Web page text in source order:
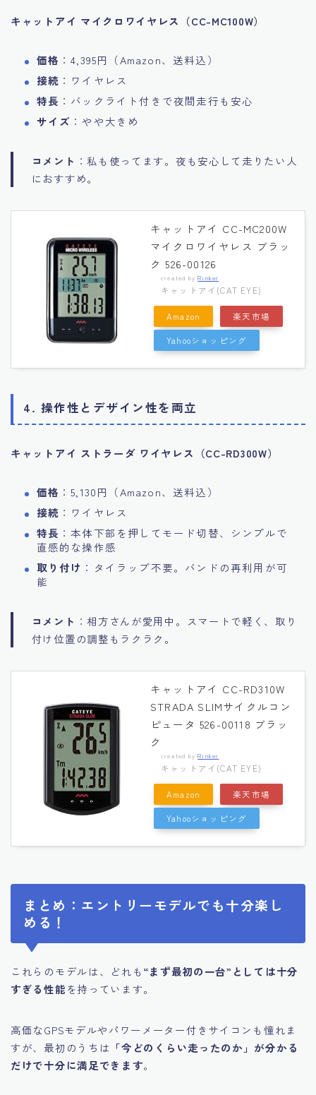
キャットアイ マイクロワイヤレス（CC-MC100W）
価格 ：4,395円（Amazon、送料込）
接続 ：ワイヤレス
特長 ：バックライト付きで夜間走行も安心
サイズ ：やや大きめ
コメント ：私も使ってます。夜も安心して走りたい人
におすすめ。
キャットアイ CC-MC200W
マイクロワイヤレス ブラッ
ク 526-00126
created byRinker
キャットアイ(CAT EYE)
Amazon 楽天市場
Yahooショッピング
4. 操作性とデザイン性を両立
キャットアイ ストラーダ ワイヤレス（CC-RD300W）
価格 ：5,130円（Amazon、送料込）
接続 ：ワイヤレス
特長 ：本体下部を押してモード切替、シンプルで
直感的な操作感
取り付け ：タイラップ不要。バンドの再利用が可
能
コメント ：相方さんが愛用中。スマートで軽く、取り
付け位置の調整もラクラク。
キャットアイ CC-RD310W
STRADA SLIMサイクルコン
ピュータ 526-00118 ブラッ
ク
created byRinker
キャットアイ(CAT EYE)
Amazon 楽天市場
Yahooショッピング
まとめ：エントリーモデルでも十分楽し
める！
これらのモデルは、どれも “まず最初の一台”としては十分
すぎる性能を持っています。
高価なGPSモデルやパワーメーター付きサイコンも憧れま
すが、最初のうちは 「今どのくらい走ったのか」が分かる
だけで十分に満足できます。